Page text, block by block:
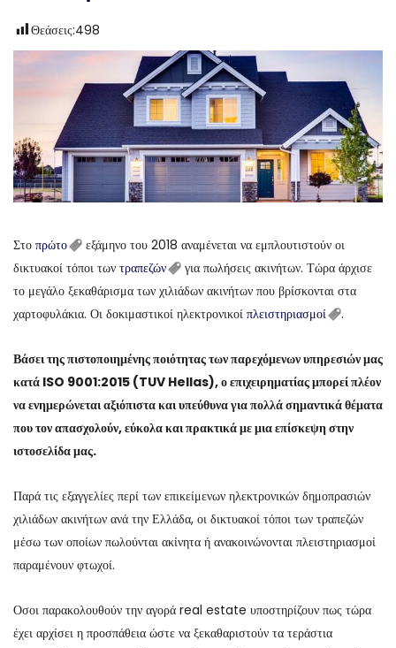
Θεάσεις:498
Στο πρώτο
εξάμηνο του 2018 αναμένεται να εμπλουτιστούν οι
δικτυακοί τόποι των τραπεζών
για πωλήσεις ακινήτων. Τώρα άρχισε
το μεγάλο ξεκαθάρισμα των χιλιάδων ακινήτων που βρίσκονται στα
χαρτοφυλάκια. Οι δοκιμαστικοί ηλεκτρονικοί πλειστηριασμοί .
Βάσει της πιστοποιημένης ποιότητας των παρεχόμενων υπηρεσιών μας
κατά ISO 9001:2015 (TUV Hellas), ο επιχειρηματίας μπορεί πλέον
να ενημερώνεται αξιόπιστα και υπεύθυνα για πολλά σημαντικά θέματα
που τον απασχολούν, εύκολα και πρακτικά με μια επίσκεψη στην
ιστοσελίδα μας.
Παρά τις εξαγγελίες περί των επικείμενων ηλεκτρονικών δημοπρασιών
χιλιάδων ακινήτων ανά την Ελλάδα, οι δικτυακοί τόποι των τραπεζών
μέσω των οποίων πωλούνται ακίνητα ή ανακοινώνονται πλειστηριασμοί
παραμένουν φτωχοί.
Οσοι παρακολουθούν την αγορά real estate υποστηρίζουν πως τώρα
έχει αρχίσει η προσπάθεια ώστε να ξεκαθαριστούν τα τεράστια